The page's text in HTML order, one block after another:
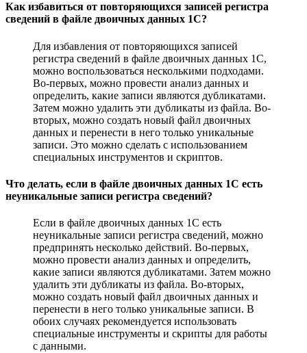
Как избавиться от повторяющихся записей регистра
сведений в файле двоичных данных 1С?
Для избавления от повторяющихся записей
регистра сведений в файле двоичных данных 1С,
можно воспользоваться несколькими подходами.
Во-первых, можно провести анализ данных и
определить, какие записи являются дубликатами.
Затем можно удалить эти дубликаты из файла. Во-
вторых, можно создать новый файл двоичных
данных и перенести в него только уникальные
записи. Это можно сделать с использованием
специальных инструментов и скриптов.
Что делать, если в файле двоичных данных 1С есть
неуникальные записи регистра сведений?
Если в файле двоичных данных 1С есть
неуникальные записи регистра сведений, можно
предпринять несколько действий. Во-первых,
можно провести анализ данных и определить,
какие записи являются дубликатами. Затем можно
удалить эти дубликаты из файла. Во-вторых,
можно создать новый файл двоичных данных и
перенести в него только уникальные записи. В
обоих случаях рекомендуется использовать
специальные инструменты и скрипты для работы
с данными.